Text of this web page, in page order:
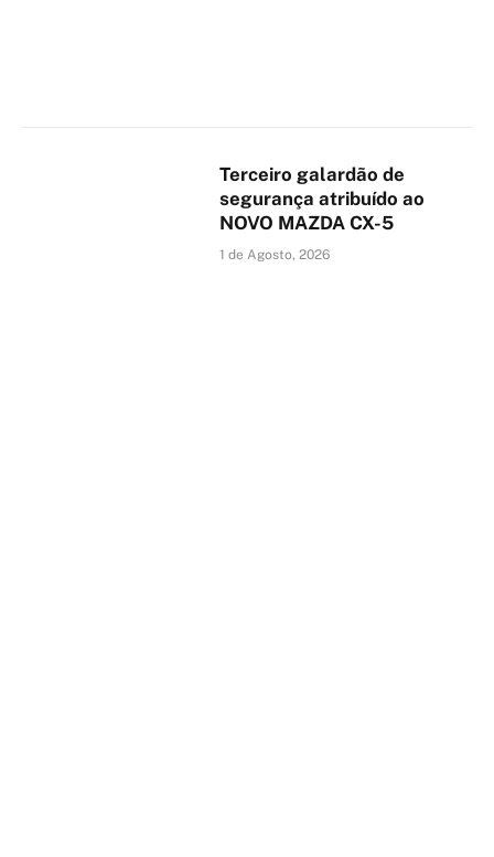
Terceiro galardão de
segurança atribuído ao
NOVO MAZDA CX-5
1 de Agosto, 2026